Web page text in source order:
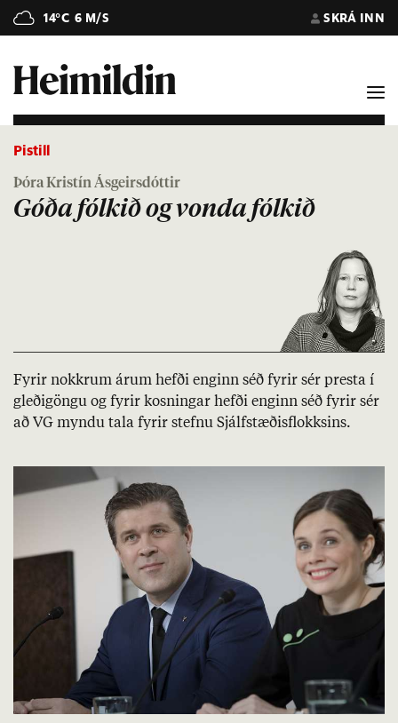
14°C 6 M/S SKRÁ INN
Pistill
Þóra Kristín Ásgeirsdóttir
Góða fólkið og vonda fólkið
Fyr­ir nokkr­um ár­um hefði eng­inn séð fyr­ir sér presta í
gleði­göngu og fyr­ir kosn­ing­ar hefði eng­inn séð fyr­ir sér
að VG myndu tala fyr­ir stefnu Sjálf­stæð­is­flokks­ins.